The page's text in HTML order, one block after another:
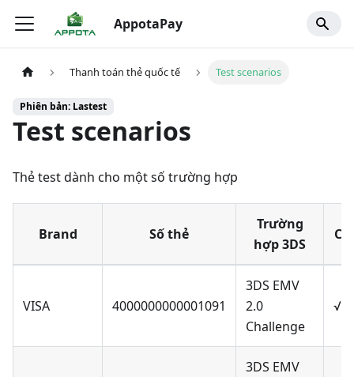
AppotaPay
Thanh toán thẻ quốc tế Test scenarios
Phiên bản: Lastest
Test scenarios
Thẻ test dành cho một số trường hợp
Brand Số thẻ
Trường
hợp 3DS
VISA 4000000000001091
3DS EMV
2.0
Challenge
√
3DS EMV